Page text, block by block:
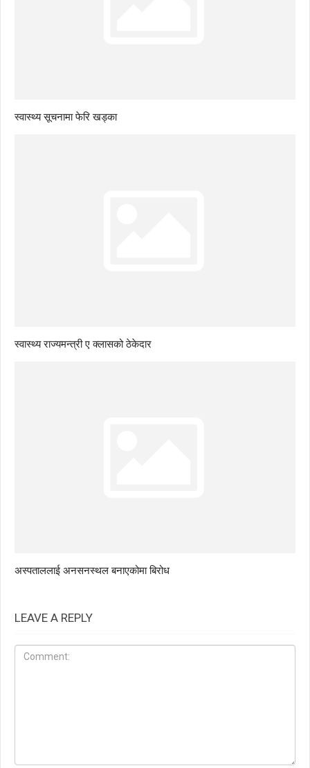
स्वास्थ्य सूचनामा फेरि खड्का
स्वास्थ्य राज्यमन्त्री ए क्लासको ठेकेदार
अस्पताललाई अनसनस्थल बनाएकोमा बिरोध
LEAVE A REPLY